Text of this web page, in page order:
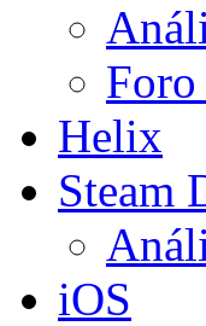
Helix
Steam
iOS